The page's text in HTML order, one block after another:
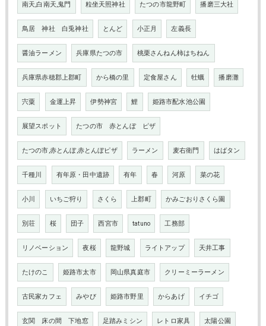
南天,白南天,鬼門 粒坐天照神社 たつの市龍野町 播磨三大社
鳥居 神社 白兎神社 とんど 小正月 左義長
醤油ラーメン 兵庫県たつの市 桃栗さんねん柿はちねん
兵庫県赤穂郡上郡町 から橋の里 定食屋さん 牡蠣 播磨灘
宍粟 金運上昇 伊勢神宮 鯉 姫路市配水池公園
展望スポット たつの市 赤とんぼ ピザ
たつの市,赤とんぼ,赤とんぼピザ ラーメン 麦右衛門 はばタン
千種川 有年原・田中遺跡 有年 春 河原 菜の花
小川 いちご狩り さくら 上郡町 かみごおりさくら園
別荘 桜 団子 西宮市 tatuno 工務部
リノベーション 夜桜 龍野城 ライトアップ 天井工事
たけのこ 姫路市太市 岡山県真庭市 クリーミーラーメン
古民家カフェ みやび 姫路市野里 からあげ イチゴ
玄関 床の間 下地窓 足踏みミシン レトロ家具 太陽公園